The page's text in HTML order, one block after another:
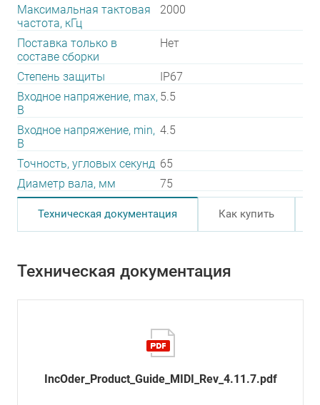
Максимальная тактовая
частота, кГц
2000
Поставка только в
составе сборки
Нет
Степень защиты
IP67
Входное напряжение, max,
В
5.5
Входное напряжение, min,
В
4.5
Точность, угловых секунд 65
Диаметр вала, мм
75
Техническая документация Как купить
Техническая документация
IncOder_Product_Guide_MIDI_Rev_4.11.7.pdf